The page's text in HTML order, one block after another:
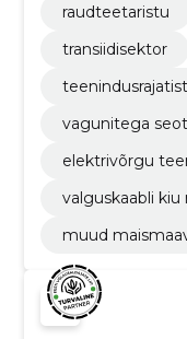
raudteetaristu
transiidisektor
vagunitega
elektrivõrgu
valguskaabli kiu
muud